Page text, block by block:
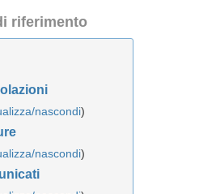
riferimento
nascondi)
nascondi)